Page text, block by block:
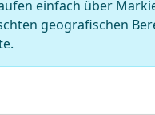
einfach über
geografischen